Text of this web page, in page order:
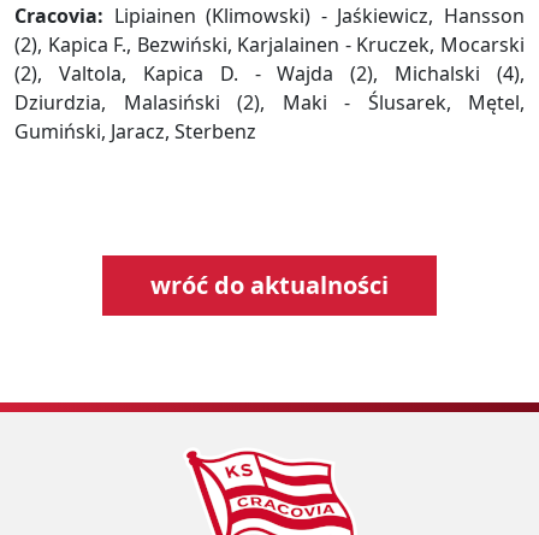
Cracovia: Lipiainen (Klimowski) - Jaśkiewicz, Hansson
(2), Kapica F., Bezwiński, Karjalainen - Kruczek, Mocarski
(2), Valtola, Kapica D. - Wajda (2), Michalski (4),
Dziurdzia, Malasiński (2), Maki - Ślusarek, Mętel,
Gumiński, Jaracz, Sterbenz
wróć do aktualności